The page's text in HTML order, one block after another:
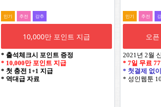
인기 추전 강추
10,000만 포인트 지급
* 출석체크시 포인트 증정
* 10,000만 포인트 지급
* 첫 충전 1+1 지급
* 역대급 자료
인기 추전
오
2021년 2월
* 7일 무료
* 첫결제 없
* 성인웹툰